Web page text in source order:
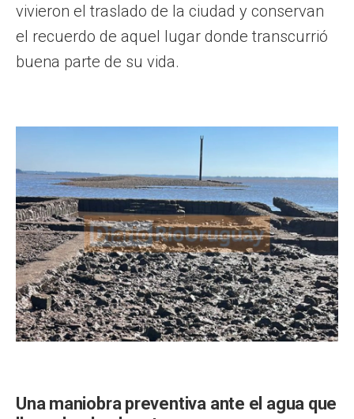
vivieron el traslado de la ciudad y conservan
el recuerdo de aquel lugar donde transcurrió
buena parte de su vida.
Una maniobra preventiva ante el agua que